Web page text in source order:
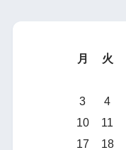
月
火
3
4
10
11
17
18